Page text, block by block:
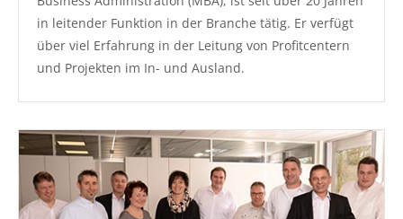
in leitender Funktion in der Branche tätig. Er verfügt
über viel Erfahrung in der Leitung von Profitcentern
und Projekten im In- und Ausland.